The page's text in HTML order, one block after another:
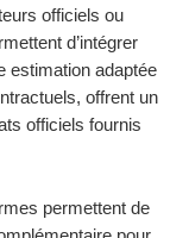
officiels ou
d’intégrer
estimation adaptée
offrent un
officiels fournis
permettent de